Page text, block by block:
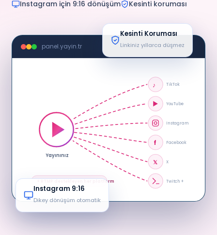
Instagram için 9:16 dönüşüm
Kesinti koruması
panel.yayin.tr
f
𝕏
+ RTMP destekleyen her platform
Kesinti Koruması
Instagram 9:16